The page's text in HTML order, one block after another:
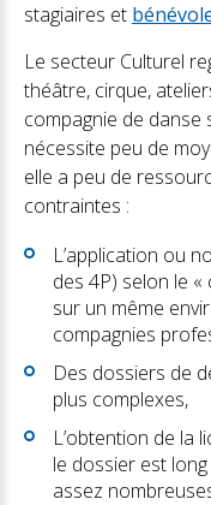
stagiaires et
Le secteur Culturel
théâtre, cirque,
compagnie de danse
nécessite peu de
elle a peu de
contraintes :
L’application ou
des 4P) selon le
sur un même
compagnies
Des dossiers de
plus complexes,
L’obtention de la
le dossier est
assez